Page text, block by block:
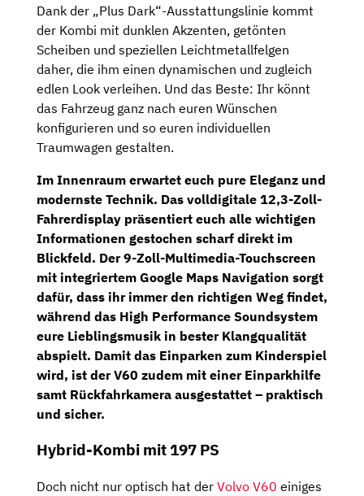
Dank der „Plus Dark“-Ausstattungslinie kommt
der Kombi mit dunklen Akzenten, getönten
Scheiben und speziellen Leichtmetallfelgen
daher, die ihm einen dynamischen und zugleich
edlen Look verleihen. Und das Beste: Ihr könnt
das Fahrzeug ganz nach euren Wünschen
konfigurieren und so euren individuellen
Traumwagen gestalten.
Im Innenraum erwartet euch pure Eleganz und
modernste Technik. Das volldigitale 12,3-Zoll-
Fahrerdisplay präsentiert euch alle wichtigen
Informationen gestochen scharf direkt im
Blickfeld. Der9-Zoll-Multimedia-Touchscreen
mit integriertem Google Maps Navigation sorgt
dafür, dass ihr immer den richtigen Weg findet,
während das High Performance Soundsystem
eure Lieblingsmusik in bester Klangqualität
abspielt. Damit das Einparken zum Kinderspiel
wird, ist der V60 zudem mit einer Einparkhilfe
samt Rückfahrkamera ausgestattet – praktisch
und sicher.
Hybrid-Kombi mit 197 PS
Doch nicht nur optisch hat der Volvo V60 einiges